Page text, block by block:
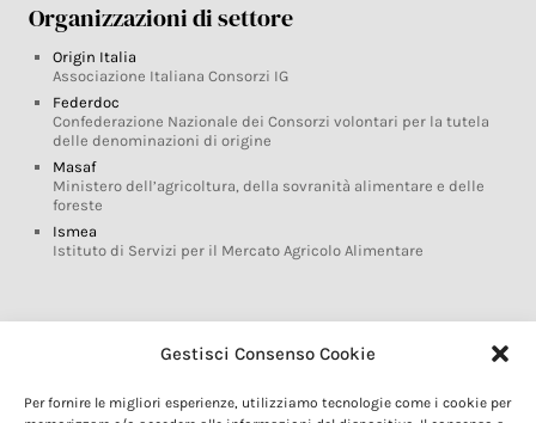
Gestisci Consenso Cookie
Per fornire le migliori esperienze, utilizziamo tecnologie come i cookie per
Organizzazioni di settore
Origin Italia
Associazione Italiana Consorzi IG
Federdoc
Confederazione Nazionale dei Consorzi volontari per la tutela
delle denominazioni di origine
Masaf
Ministero dell’agricoltura, della sovranità alimentare e delle
foreste
Ismea
Istituto di Servizi per il Mercato Agricolo Alimentare
Glossario DOP IGP
Marchi DOP IGP